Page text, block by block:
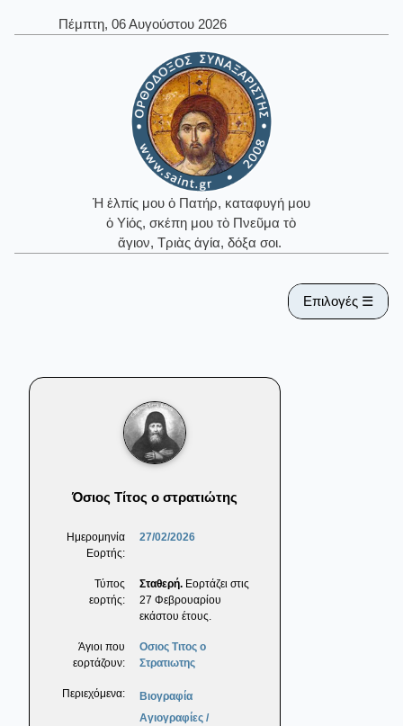
Πέμπτη, 06 Αυγούστου 2026
Ἡ ἐλπίς μου ὁ Πατήρ, καταφυγή μου
ὁ Υἱός, σκέπη μου τὸ Πνεῦμα τὸ
ἅγιον, Τριὰς ἁγία, δόξα σοι.
Επιλογές ☰
Όσιος Τίτος ο στρατιώτης
Ημερομηνία
Εορτής:
27/02/2026
Τύπος
εορτής:
Σταθερή. Εορτάζει στις
27 Φεβρουαρίου
εκάστου έτους.
Άγιοι που
εορτάζουν:
Οσιος Τιτος ο
Στρατιωτης
Περιεχόμενα:
Βιογραφία
Αγιογραφίες /